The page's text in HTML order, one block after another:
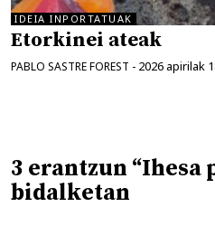
IDEIA INPORTATUAK
Etorkinei ateak
PABLO SASTRE FOREST - 2026 apirilak
3 erantzun “Ihesa
bidalketan